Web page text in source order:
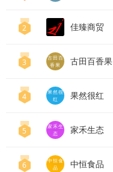
2 佳臻商贸
3
古田百
香果
古田百香果
4
果然很
红
果然很红
5
家禾生
态
家禾生态
6
中恒食
品
中恒食品